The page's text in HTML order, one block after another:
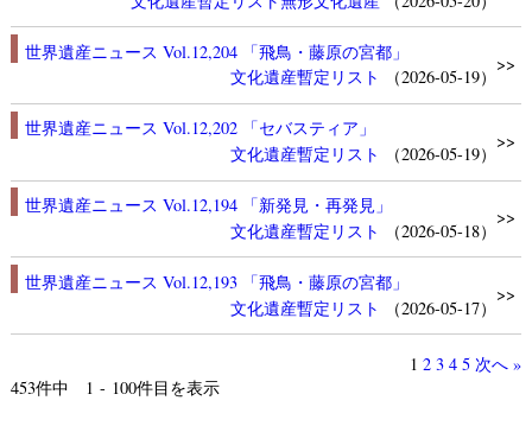
世界遺産ニュース Vol.12,204 「飛鳥・藤原の宮都」
文化遺産暫定リスト （2026-05-19）
>>
世界遺産ニュース Vol.12,202 「セバスティア」
文化遺産暫定リスト （2026-05-19）
>>
世界遺産ニュース Vol.12,194 「新発見・再発見」
文化遺産暫定リスト （2026-05-18）
>>
世界遺産ニュース Vol.12,193 「飛鳥・藤原の宮都」
文化遺産暫定リスト （2026-05-17）
>>
1 2 3 4 5 次へ »
453件中 1 - 100件目を表示